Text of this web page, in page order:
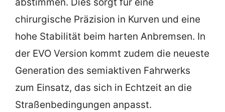
chirurgische Präzision in Kurven und eine
hohe Stabilität beim harten Anbremsen. In
der EVO Version kommt zudem die neueste
Generation des semiaktiven Fahrwerks
zum Einsatz, das sich in Echtzeit an die
Straßenbedingungen anpasst.